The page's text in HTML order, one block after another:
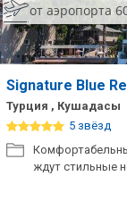
от аэропорта
Signature Blue
Турция , Кушадасы
5 звёзд
ждут стильные